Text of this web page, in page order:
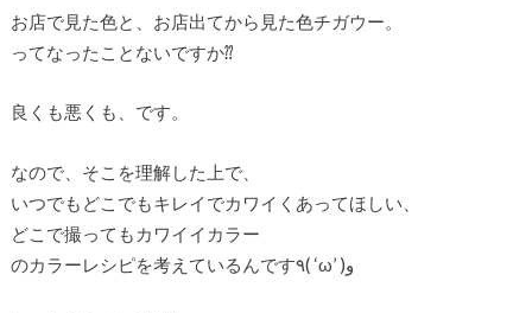
お店で見た色と、お店出てから見た色チガウー。
ってなったことないですか⁇
良くも悪くも、です。
なので、そこを理解した上で、
いつでもどこでもキレイでカワイくあってほしい、
どこで撮ってもカワイイカラー
のカラーレシピを考えているんです٩( ‘ω’ )و